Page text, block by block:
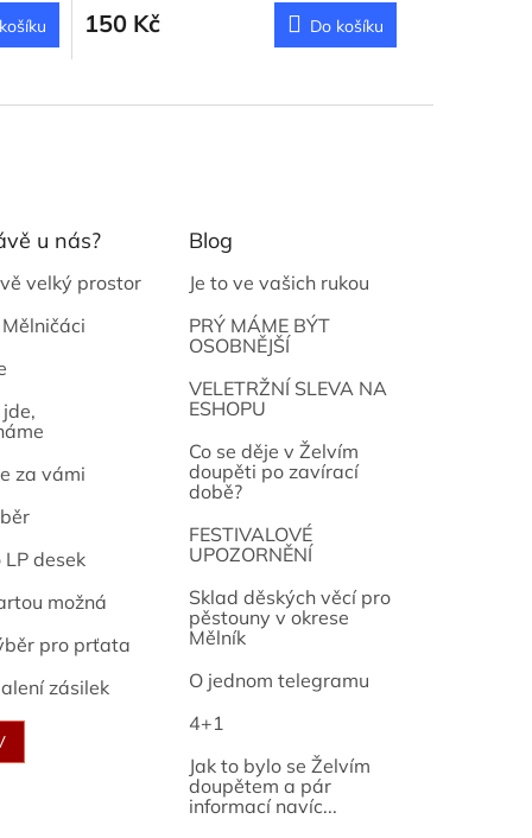
150 Kč Do košíku
u nás?
velký prostor
za vámi
desek
možná
pro prťata
zásilek
Blog
Je to ve vašich rukou
PRÝ MÁME BÝT
OSOBNĚJŠÍ
VELETRŽNÍ SLEVA NA
ESHOPU
Co se děje v Želvím
doupěti po zavírací
době?
FESTIVALOVÉ
UPOZORNĚNÍ
Sklad děských věcí pro
pěstouny v okrese
Mělník
O jednom telegramu
4+1
Jak to bylo se Želvím
doupětem a pár
informací navíc...